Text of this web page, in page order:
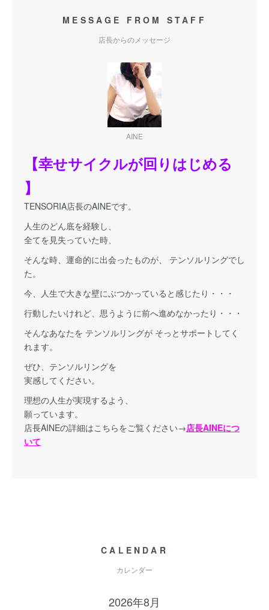
MESSAGE FROM STAFF
店長からのメッセージ
AINE
【幸せサイクルが回りはじめる
】
TENSORIA店長のAINEです。
人生のどん底を経験し、
全てを見失っていた時、
そんな時、運命的に出会ったものが、 テンソルリングでし
た。
今、人生で大きな壁にぶつかっていると感じたり・・・
行動したいけれど、思うように前へ進めなかったり・・・
そんなあなたを テンソルリングが そっとサポートしてく
れます。
ぜひ、テンソルリングを
実感してください。
理想の人生が実現するよう、
願っています。
店長AINEの詳細はこちらをご覧ください→店長AINEにつ
いて
CALENDAR
カレンダー
2026年8月